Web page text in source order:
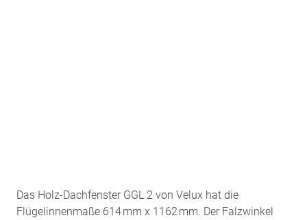
Das Holz-Dachfenster GGL 2 von Velux hat die
Flügelinnenmaße 614 mm x 1162 mm. Der Falzwinkel